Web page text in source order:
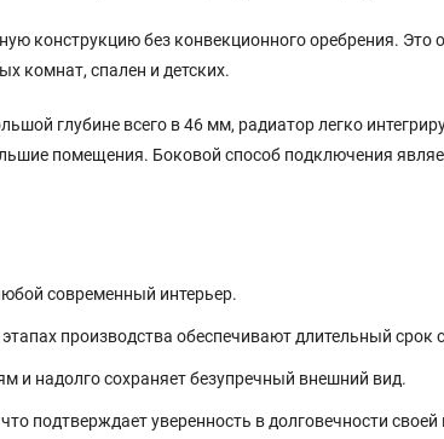
конструкцию без конвекционного оребрения.
комнат, спален и детских.
глубине всего в 46 мм, радиатор легко
помещения. Боковой способ подключения
современный интерьер.
производства обеспечивают длительный срок
и надолго сохраняет безупречный внешний вид.
подтверждает уверенность в долговечности своей